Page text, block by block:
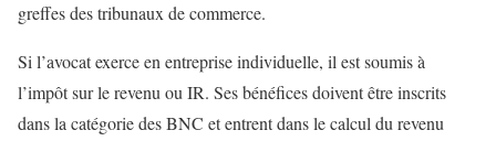
greffes des tribunaux de commerce.
Si l’avocat exerce en entreprise individuelle, il est soumis à
l’impôt sur le revenu ou IR. Ses bénéfices doivent être inscrits
dans la catégorie des BNC et entrent dans le calcul du revenu